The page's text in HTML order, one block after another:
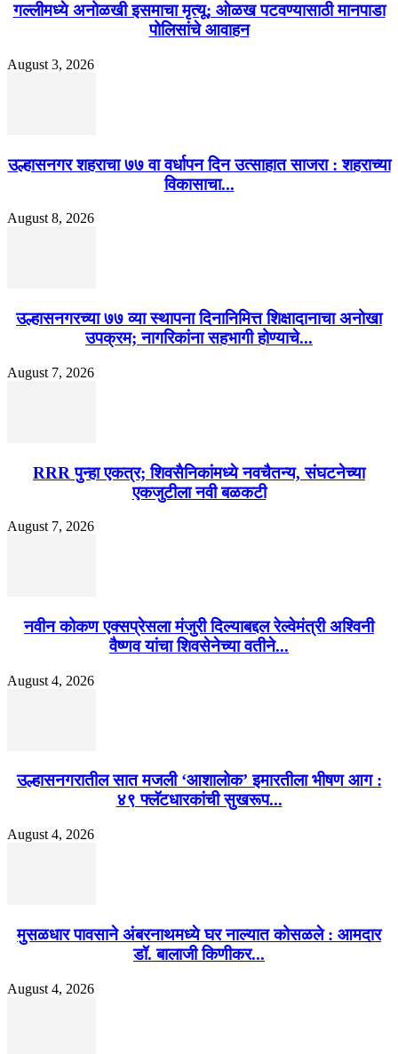
गल्लीमध्ये अनोळखी इसमाचा मृत्यू; ओळख पटवण्यासाठी मानपाडा
पोलिसांचे आवाहन
August 3, 2026
उल्हासनगर शहराचा ७७ वा वर्धापन दिन उत्साहात साजरा : शहराच्या
विकासाचा...
August 8, 2026
उल्हासनगरच्या ७७ व्या स्थापना दिनानिमित्त शिक्षादानाचा अनोखा
उपक्रम; नागरिकांना सहभागी होण्याचे...
August 7, 2026
RRR पुन्हा एकत्र; शिवसैनिकांमध्ये नवचैतन्य, संघटनेच्या
एकजुटीला नवी बळकटी
August 7, 2026
नवीन कोकण एक्सप्रेसला मंजुरी दिल्याबद्दल रेल्वेमंत्री अश्विनी
वैष्णव यांचा शिवसेनेच्या वतीने...
August 4, 2026
उल्हासनगरातील सात मजली ‘आशालोक’ इमारतीला भीषण आग :
४९ फ्लॅटधारकांची सुखरूप...
August 4, 2026
मुसळधार पावसाने अंबरनाथमध्ये घर नाल्यात कोसळले : आमदार
डॉ. बालाजी किणीकर...
August 4, 2026